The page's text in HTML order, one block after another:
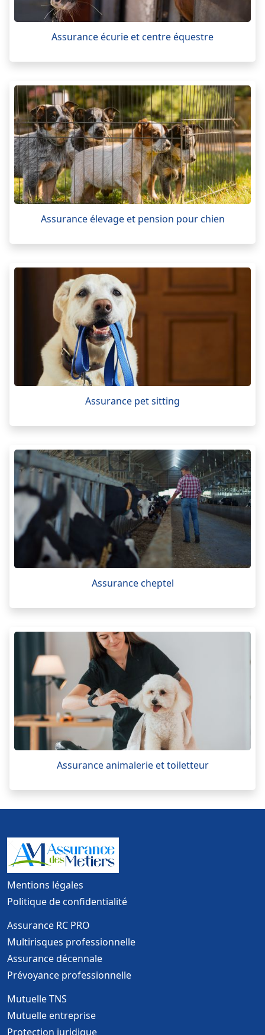
Assurance écurie et centre équestre
Assurance élevage et pension pour chien
Assurance pet sitting
Assurance cheptel
Assurance animalerie et toiletteur
Mentions légales
Politique de confidentialité
Assurance RC PRO
Multirisques professionnelle
Assurance décennale
Prévoyance professionnelle
Mutuelle TNS
Mutuelle entreprise
Protection juridique